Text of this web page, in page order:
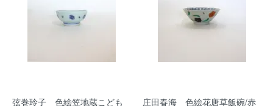
弦巻玲子 色絵笠地蔵こども
庄田春海 色絵花唐草飯碗/赤